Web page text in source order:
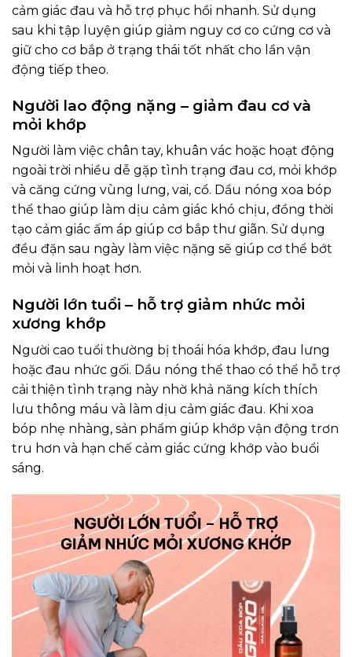
cảm giác đau và hỗ trợ phục hồi nhanh. Sử dụng
sau khi tập luyện giúp giảm nguy cơ co cứng cơ và
giữ cho cơ bắp ở trạng thái tốt nhất cho lần vận
động tiếp theo.
Người lao động nặng – giảm đau cơ và
mỏi khớp
Người làm việc chân tay, khuân vác hoặc hoạt động
ngoài trời nhiều dễ gặp tình trạng đau cơ, mỏi khớp
và căng cứng vùng lưng, vai, cổ. Dầu nóng xoa bóp
thể thao giúp làm dịu cảm giác khó chịu, đồng thời
tạo cảm giác ấm áp giúp cơ bắp thư giãn. Sử dụng
đều đặn sau ngày làm việc nặng sẽ giúp cơ thể bớt
mỏi và linh hoạt hơn.
Người lớn tuổi – hỗ trợ giảm nhức mỏi
xương khớp
Người cao tuổi thường bị thoái hóa khớp, đau lưng
hoặc đau nhức gối. Dầu nóng thể thao có thể hỗ trợ
cải thiện tình trạng này nhờ khả năng kích thích
lưu thông máu và làm dịu cảm giác đau. Khi xoa
bóp nhẹ nhàng, sản phẩm giúp khớp vận động trơn
tru hơn và hạn chế cảm giác cứng khớp vào buổi
sáng.